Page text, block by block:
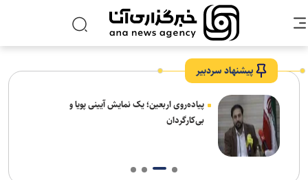
پیشنهاد سردبیر
پیاده‌روی اربعین؛ یک نمایش آیینی پویا و
بی‌کارگردان